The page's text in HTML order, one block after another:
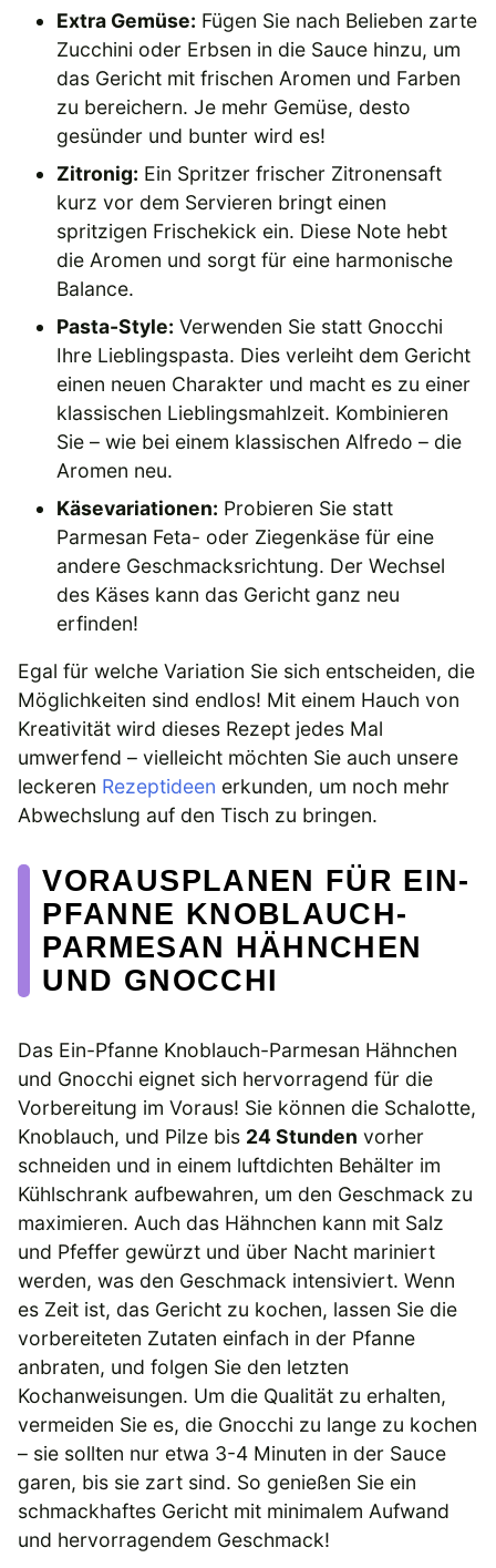
Extra Gemüse: Fügen Sie nach Belieben zarte
Zucchini oder Erbsen in die Sauce hinzu, um
das Gericht mit frischen Aromen und Farben
zu bereichern. Je mehr Gemüse, desto
gesünder und bunter wird es!
Zitronig: Ein Spritzer frischer Zitronensaft
kurz vor dem Servieren bringt einen
spritzigen Frischekick ein. Diese Note hebt
die Aromen und sorgt für eine harmonische
Balance.
Pasta-Style: Verwenden Sie statt Gnocchi
Ihre Lieblingspasta. Dies verleiht dem Gericht
einen neuen Charakter und macht es zu einer
klassischen Lieblingsmahlzeit. Kombinieren
Sie – wie bei einem klassischen Alfredo – die
Aromen neu.
Käsevariationen: Probieren Sie statt
Parmesan Feta- oder Ziegenkäse für eine
andere Geschmacksrichtung. Der Wechsel
des Käses kann das Gericht ganz neu
erfinden!
Egal für welche Variation Sie sich entscheiden, die
Möglichkeiten sind endlos! Mit einem Hauch von
Kreativität wird dieses Rezept jedes Mal
umwerfend – vielleicht möchten Sie auch unsere
leckeren Rezeptideen erkunden, um noch mehr
Abwechslung auf den Tisch zu bringen.
VORAUSPLANEN FÜR EIN-
PFANNE KNOBLAUCH-
PARMESAN HÄHNCHEN
UND GNOCCHI
Das Ein-Pfanne Knoblauch-Parmesan Hähnchen
und Gnocchi eignet sich hervorragend für die
Vorbereitung im Voraus! Sie können die Schalotte,
Knoblauch, und Pilze bis 24 Stunden vorher
schneiden und in einem luftdichten Behälter im
Kühlschrank aufbewahren, um den Geschmack zu
maximieren. Auch das Hähnchen kann mit Salz
und Pfeffer gewürzt und über Nacht mariniert
werden, was den Geschmack intensiviert. Wenn
es Zeit ist, das Gericht zu kochen, lassen Sie die
vorbereiteten Zutaten einfach in der Pfanne
anbraten, und folgen Sie den letzten
Kochanweisungen. Um die Qualität zu erhalten,
vermeiden Sie es, die Gnocchi zu lange zu kochen
– sie sollten nur etwa 3-4 Minuten in der Sauce
garen, bis sie zart sind. So genießen Sie ein
schmackhaftes Gericht mit minimalem Aufwand
und hervorragendem Geschmack!